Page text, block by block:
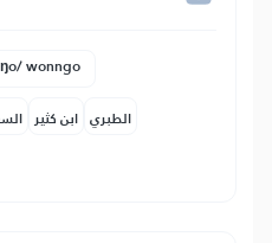
firo gonŋo/ wonngo
ابن كثير الطبري